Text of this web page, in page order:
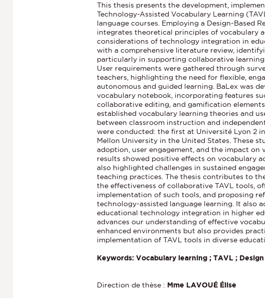
This thesis presents the development,
Technology-Assisted Vocabulary Learning
language courses. Employing a Design-Based
integrates theoretical principles of vocabulary
considerations of technology integration in
with a comprehensive literature review,
particularly in supporting collaborative
User requirements were gathered through
teachers, highlighting the need for flexible,
autonomous and guided learning. BaLex was
vocabulary notebook, incorporating features
collaborative editing, and gamification
established vocabulary learning theories and
between classroom instruction and
were conducted: the first at Université Lyon 2
Mellon University in the United States. These
adoption, user engagement, and the impact on
results showed positive effects on vocabulary
also highlighted challenges in sustained
teaching practices. The thesis contributes to
the effectiveness of collaborative TAVL tools,
implementation of such tools, and proposing
technology-assisted language learning. It also
educational technology integration in higher
advances our understanding of effective
enhanced environments but also provides
implementation of TAVL tools in diverse
Keywords: Vocabulary learning ; TAVL ; Design
Direction de thèse : Mme LAVOUÉ Élise